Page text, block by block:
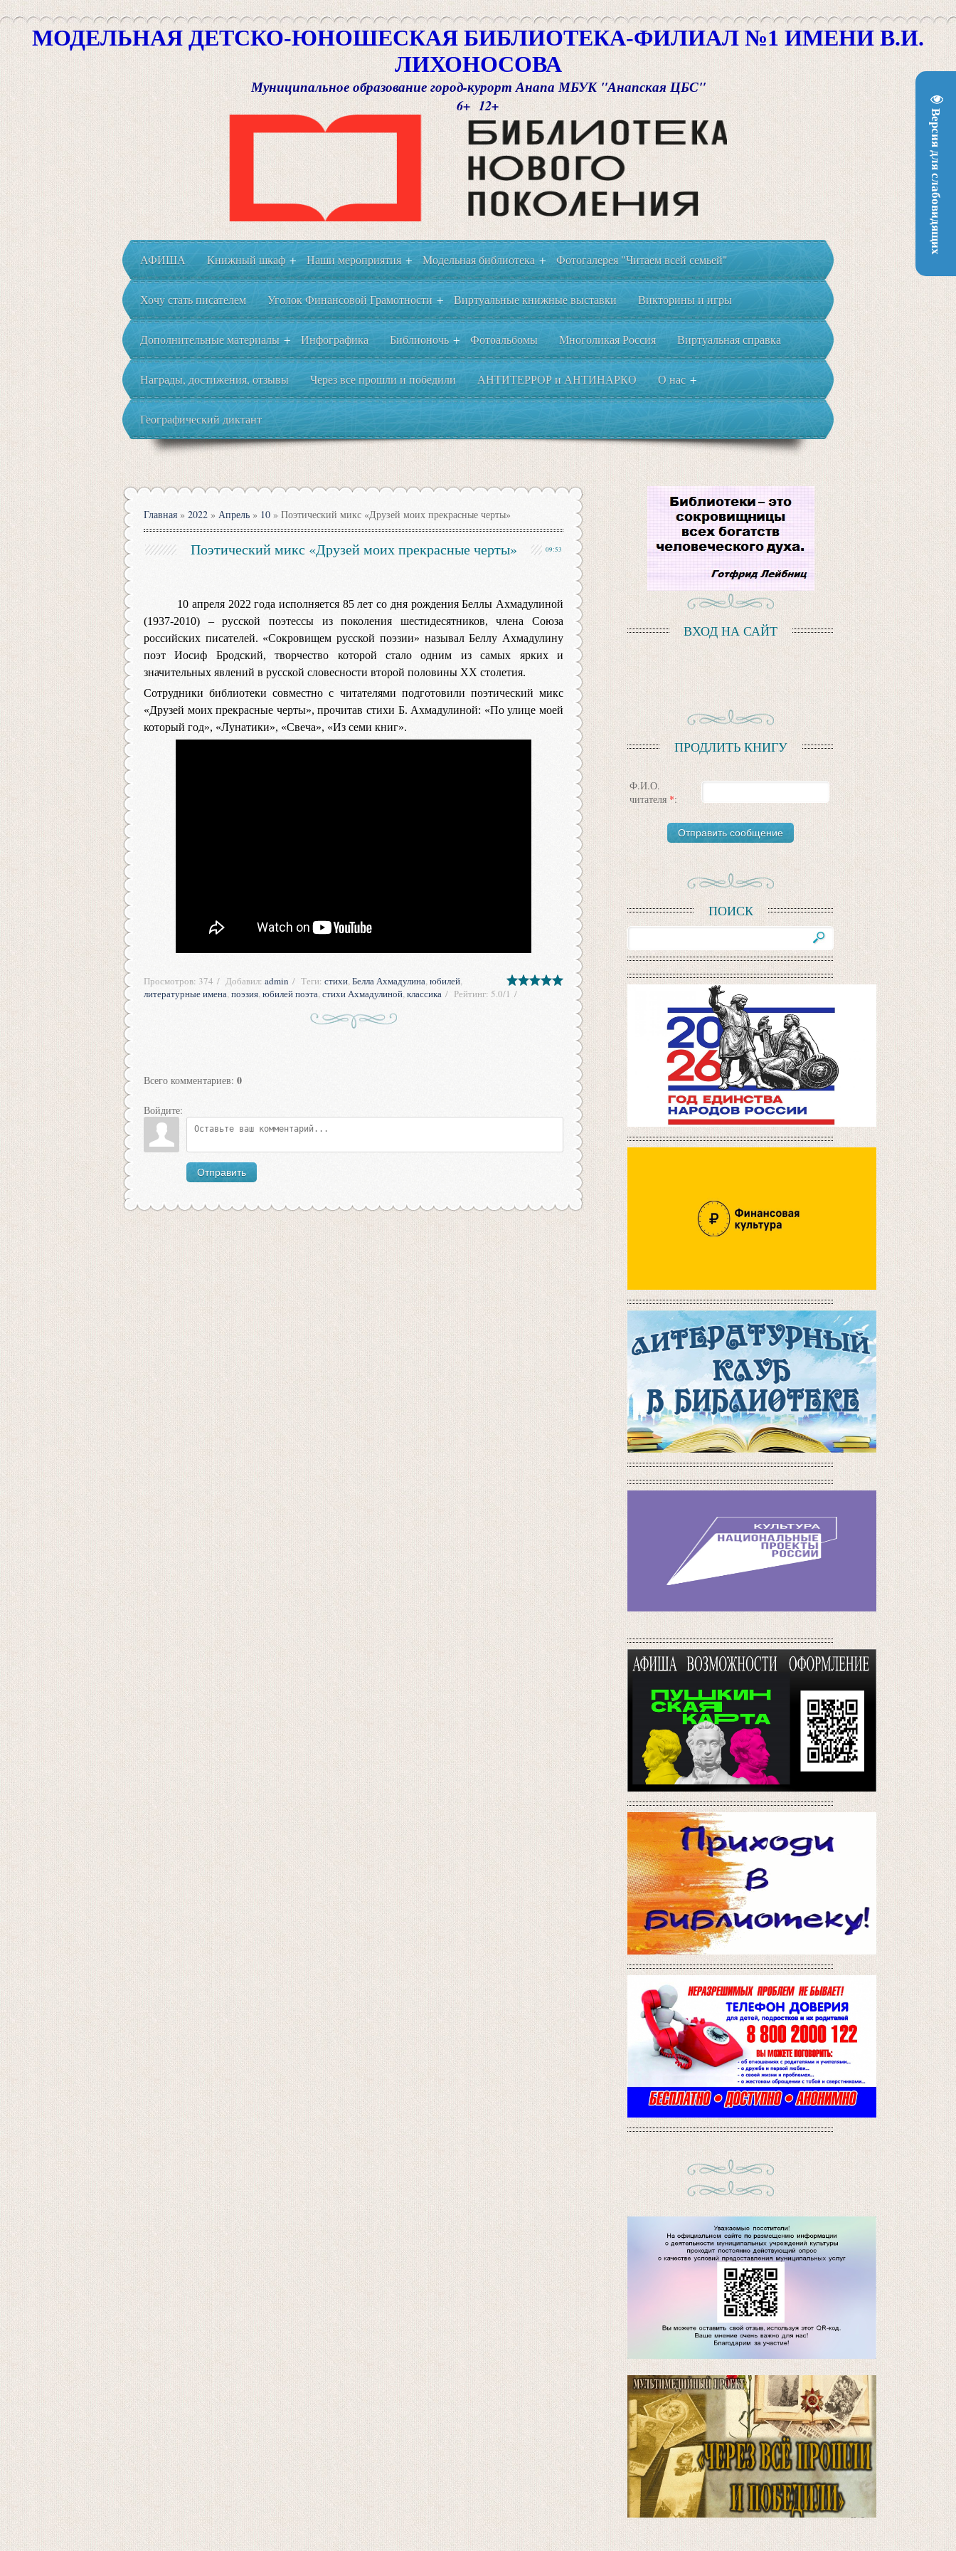
Версия для слабовидящих
МОДЕЛЬНАЯ ДЕТСКО-ЮНОШЕСКАЯ БИБЛИОТЕКА-ФИЛИАЛ №1 ИМЕНИ В.И.
ЛИХОНОСОВА
Муниципальное образование город-курорт Анапа МБУК "Анапская ЦБС"
6+ 12+
АФИША Книжный шкаф + Наши мероприятия + Модельная библиотека + Фотогалерея "Читаем всей семьей"
Хочу стать писателем Уголок Финансовой Грамотности + Виртуальные книжные выставки Викторины и игры
Дополнительные материалы + Инфографика Библионочь + Фотоальбомы Многоликая Россия Виртуальная справка
Награды, достижения, отзывы Через все прошли и победили АНТИТЕРРОР и АНТИНАРКО О нас +
Географический диктант
Главная » 2022 » Апрель » 10 » Поэтический микс «Друзей моих прекрасные черты»
09:53
Поэтический микс «Друзей моих прекрасные черты»
10 апреля 2022 года исполняется 85 лет со дня рождения Беллы Ахмадулиной
(1937-2010) – русской поэтессы из поколения шестидесятников, члена Союза
российских писателей. «Сокровищем русской поэзии» называл Беллу Ахмадулину
поэт Иосиф Бродский, творчество которой стало одним из самых ярких и
значительных явлений в русской словесности второй половины ХХ столетия.
Сотрудники библиотеки совместно с читателями подготовили поэтический микс
«Друзей моих прекрасные черты», прочитав стихи Б. Ахмадулиной: «По улице моей
который год», «Лунатики», «Свеча», «Из семи книг».
Просмотров: 374 Добавил: admin Теги: стихи,Белла Ахмадулина,юбилей,
литературные имена,поэзия,юбилей поэта,стихи Ахмадулиной,классика Рейтинг: 5.0/1
Всего комментариев: 0
Войдите:
Отправить
ВХОД НА САЙТ
ПРОДЛИТЬ КНИГУ
Ф.И.О.
читателя *:
ПОИСК